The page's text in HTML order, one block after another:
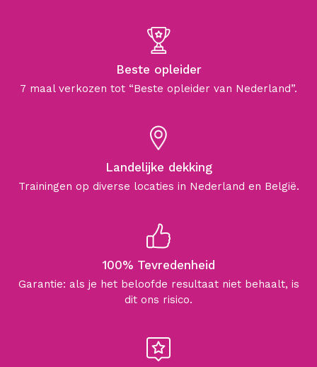
Beste opleider
7 maal verkozen tot “Beste opleider van Nederland”.
Landelijke dekking
Trainingen op diverse locaties in Nederland en België.
100% Tevredenheid
Garantie: als je het beloofde resultaat niet behaalt, is
dit ons risico.